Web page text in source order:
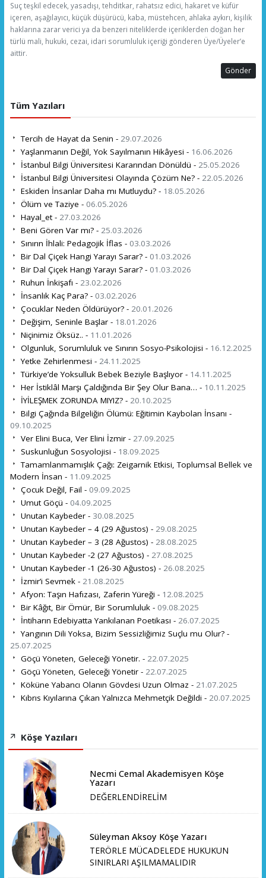
Suç teşkil edecek, yasadışı, tehditkar, rahatsız edici, hakaret ve küfür
içeren, aşağılayıcı, küçük düşürücü, kaba, müstehcen, ahlaka aykırı, kişilik
haklarına zarar verici ya da benzeri niteliklerde içeriklerden doğan her
türlü mali, hukuki, cezai, idari sorumluluk içeriği gönderen Üye/Üyeler’e
aittir.
Gönder
Tüm Yazıları
Tercih de Hayat da Senin - 29.07.2026
Yaşlanmanın Değil, Yok Sayılmanın Hikâyesi - 16.06.2026
İstanbul Bilgi Üniversitesi Kararından Dönüldü - 25.05.2026
İstanbul Bilgi Üniversitesi Olayında Çözüm Ne? - 22.05.2026
Eskiden İnsanlar Daha mı Mutluydu? - 18.05.2026
Ölüm ve Taziye - 06.05.2026
Hayal_et - 27.03.2026
Beni Gören Var mı? - 25.03.2026
Sınırın İhlali: Pedagojik İflas - 03.03.2026
Bir Dal Çiçek Hangi Yarayı Sarar? - 01.03.2026
Bir Dal Çiçek Hangi Yarayı Sarar? - 01.03.2026
Ruhun İnkişafı - 23.02.2026
İnsanlık Kaç Para? - 03.02.2026
Çocuklar Neden Öldürüyor? - 20.01.2026
Değişim, Seninle Başlar - 18.01.2026
Niçinimiz Öksüz.. - 11.01.2026
Olgunluk, Sorumluluk ve Sınırın Sosyo-Psikolojisi - 16.12.2025
Yetke Zehirlenmesi - 24.11.2025
Türkiye’de Yoksulluk Bebek Beziyle Başlıyor - 14.11.2025
Her İstiklâl Marşı Çaldığında Bir Şey Olur Bana… - 10.11.2025
İYİLEŞMEK ZORUNDA MIYIZ? - 20.10.2025
Bilgi Çağında Bilgeliğin Ölümü: Eğitimin Kaybolan İnsanı -
09.10.2025
Ver Elini Buca, Ver Elini İzmir - 27.09.2025
Suskunluğun Sosyolojisi - 18.09.2025
Tamamlanmamışlık Çağı: Zeigarnik Etkisi, Toplumsal Bellek ve
Modern İnsan - 11.09.2025
Çocuk Değil, Fail - 09.09.2025
Umut Göçü - 04.09.2025
Unutan Kaybeder - 30.08.2025
Unutan Kaybeder – 4 (29 Ağustos) - 29.08.2025
Unutan Kaybeder – 3 (28 Ağustos) - 28.08.2025
Unutan Kaybeder -2 (27 Ağustos) - 27.08.2025
Unutan Kaybeder -1 (26-30 Ağustos) - 26.08.2025
İzmir’i Sevmek - 21.08.2025
Afyon: Taşın Hafızası, Zaferin Yüreği - 12.08.2025
Bir Kâğıt, Bir Ömür, Bir Sorumluluk - 09.08.2025
İntiharın Edebiyatta Yankılanan Poetikası - 26.07.2025
Yangının Dili Yoksa, Bizim Sessizliğimiz Suçlu mu Olur? -
25.07.2025
Göçü Yöneten, Geleceği Yönetir. - 22.07.2025
Göçü Yöneten, Geleceği Yönetir - 22.07.2025
Köküne Yabancı Olanın Gövdesi Uzun Olmaz - 21.07.2025
Kıbrıs Kıyılarına Çıkan Yalnızca Mehmetçik Değildi - 20.07.2025
Köşe Yazıları
Necmi Cemal Akademisyen Köşe
Yazarı
DEĞERLENDİRELİM
Süleyman Aksoy Köşe Yazarı
TERÖRLE MÜCADELEDE HUKUKUN
SINIRLARI AŞILMAMALIDIR